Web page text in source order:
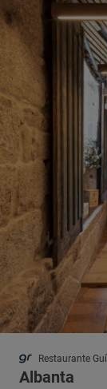
Restaurante
Albanta